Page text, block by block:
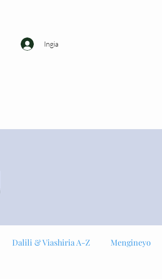
Ingia
Dalili & Viashiria A-Z Mengineyo